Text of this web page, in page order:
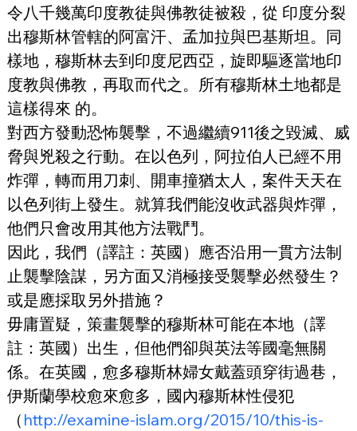
令八千幾萬印度教徒與佛教徒被殺，從 印度分裂
出穆斯林管轄的阿富汗、孟加拉與巴基斯坦。同
樣地，穆斯林去到印度尼西亞，旋即驅逐當地印
度教與佛教，再取而代之。所有穆斯林土地都是
這樣得來 的。
對西方發動恐怖襲擊，不過繼續911後之毀滅、威
脅與兇殺之行動。在以色列，阿拉伯人已經不用
炸彈，轉而用刀刺、開車撞猶太人，案件天天在
以色列街上發生。就算我們能沒收武器與炸彈，
他們只會改用其他方法戰鬥。
因此，我們（譯註：英國）應否沿用一貫方法制
止襲擊陰謀，另方面又消極接受襲擊必然發生？
或是應採取另外措施？
毋庸置疑，策畫襲擊的穆斯林可能在本地（譯
註：英國）出生，但他們卻與英法等國毫無關
係。在英國，愈多穆斯林婦女戴蓋頭穿街過巷，
伊斯蘭學校愈來愈多，國內穆斯林性侵犯
（ http://examine-islam.org/2015/10/this-is-